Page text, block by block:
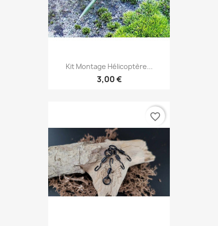
Kit Montage Hélicoptère...
3,00 €
favorite_border